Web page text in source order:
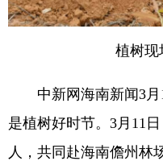
植树现
中新网海南新闻3月
是植树好时节。3月11
人，共同赴海南儋州林